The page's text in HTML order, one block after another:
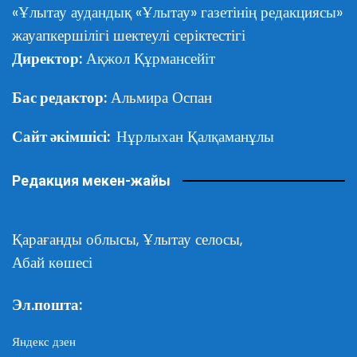
«Ұлытау аудандық «Ұлытау» газетінің редакциясы»
жауапкершілігі шектеулі серіктестігі
Директор: Ақжол Құрмансейіт
Бас редактор: Альмира Оспан
Сайт әкімшісі: Нұрлыхан Қалқаманұлы
Редакция мекен-жайы
Қарағанды облысы, Ұлытау селосы,
Абай көшесі
Эл.пошта:
Яндекс дзен